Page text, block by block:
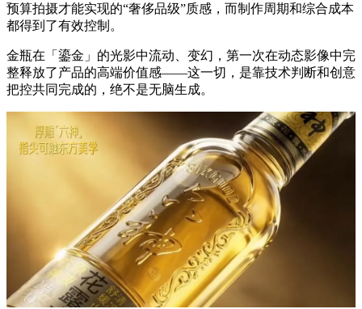
预算拍摄才能实现的“奢侈品级”质感，而制作周期和综合成本
都得到了有效控制。
金瓶在「鎏金」的光影中流动、变幻，第一次在动态影像中完
整释放了产品的高端价值感——这一切，是靠技术判断和创意
把控共同完成的，绝不是无脑生成。